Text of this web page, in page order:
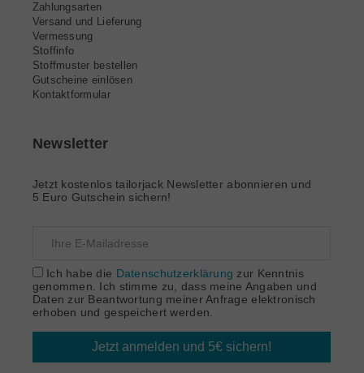
Zahlungsarten
Versand und Lieferung
Vermessung
Stoffinfo
Stoffmuster bestellen
Gutscheine einlösen
Kontaktformular
Newsletter
Jetzt kostenlos tailorjack Newsletter abonnieren und
5 Euro Gutschein sichern!
Ich habe die Datenschutzerklärung zur Kenntnis
genommen. Ich stimme zu, dass meine Angaben und
Daten zur Beantwortung meiner Anfrage elektronisch
erhoben und gespeichert werden.
Jetzt anmelden und 5€ sichern!